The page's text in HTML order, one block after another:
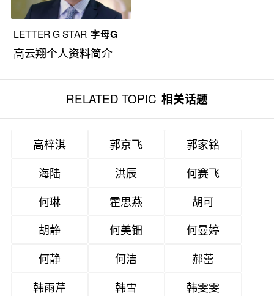
LETTER G STAR 字母G
高云翔个人资料简介
RELATED TOPIC 相关话题
高梓淇 郭京飞
郭家铭
海陆
洪辰
何赛飞
何琳
霍思燕
胡可
胡静
何美钿
何曼婷
何静
何洁
郝蕾
韩雨芹
韩雪
韩雯雯